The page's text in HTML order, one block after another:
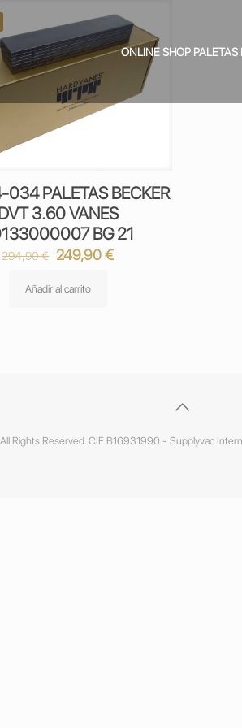
ONLINE SHOP PALETAS
034 PALETAS BECKER
3.60 VANES
BG 21
294,90€ El
original
249,90€El
Añadir al carrito
Rights Reserved. CIF B16931990 - Supplyvac